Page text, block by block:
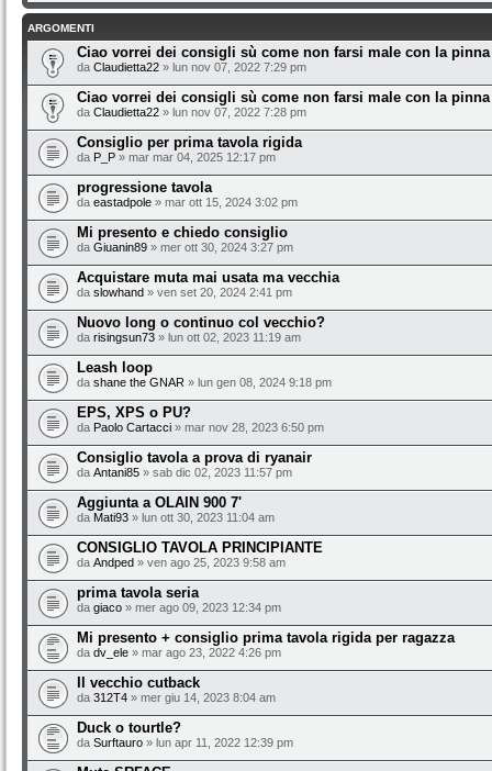
ARGOMENTI
Ciao vorrei dei consigli sù come non farsi male con la pinna
da Claudietta22 » lun nov 07, 2022 7:29 pm
Ciao vorrei dei consigli sù come non farsi male con la pinna
da Claudietta22 » lun nov 07, 2022 7:28 pm
Consiglio per prima tavola rigida
da P_P » mar mar 04, 2025 12:17 pm
progressione tavola
da eastadpole » mar ott 15, 2024 3:02 pm
Mi presento e chiedo consiglio
da Giuanin89 » mer ott 30, 2024 3:27 pm
Acquistare muta mai usata ma vecchia
da slowhand » ven set 20, 2024 2:41 pm
Nuovo long o continuo col vecchio?
da risingsun73 » lun ott 02, 2023 11:19 am
Leash loop
da shane the GNAR » lun gen 08, 2024 9:18 pm
EPS, XPS o PU?
da Paolo Cartacci » mar nov 28, 2023 6:50 pm
Consiglio tavola a prova di ryanair
da Antani85 » sab dic 02, 2023 11:57 pm
Aggiunta a OLAIN 900 7'
da Mati93 » lun ott 30, 2023 11:04 am
CONSIGLIO TAVOLA PRINCIPIANTE
da Andped » ven ago 25, 2023 9:58 am
prima tavola seria
da giaco » mer ago 09, 2023 12:34 pm
Mi presento + consiglio prima tavola rigida per ragazza
da dv_ele » mar ago 23, 2022 4:26 pm
Il vecchio cutback
da 312T4 » mer giu 14, 2023 8:04 am
Duck o tourtle?
da Surftauro » lun apr 11, 2022 12:39 pm